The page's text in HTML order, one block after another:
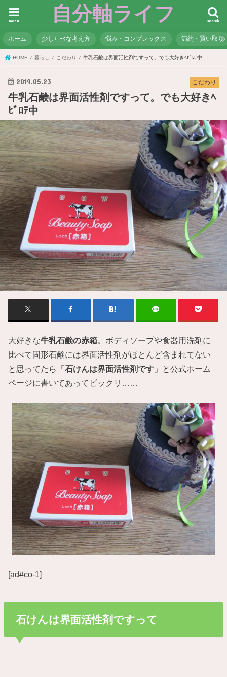
自分軸ライフ search
menu
ホーム 少しﾕﾆｰｸな考え方 悩み・コンプレックス 節約・買い取り
HOME 暮らし こだわり 牛乳石鹸は界面活性剤ですって。でも大好きﾍﾋﾞﾛﾃ中
こだわり
2019.05.23
牛乳石鹸は界面活性剤ですって。でも大好きﾍ
ﾋﾞﾛﾃ中
大好きな牛乳石鹸の赤箱。ボディソープや食器用洗剤に
比べて固形石鹸には界面活性剤がほとんど含まれてない
と思ってたら「石けんは界面活性剤です 」と公式ホーム
ページに書いてあってビックリ……
[ad#co-1]
石けんは界面活性剤ですって